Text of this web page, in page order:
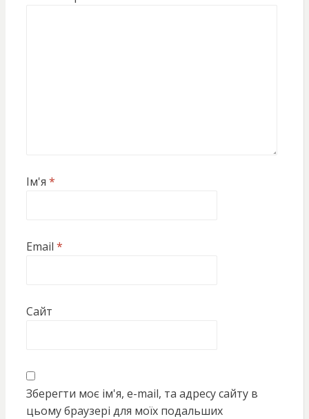
Ім'я *
Email *
Сайт
Зберегти моє ім'я, e-mail, та адресу сайту в
цьому браузері для моїх подальших